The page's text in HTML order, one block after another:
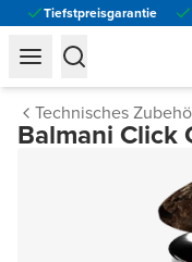
Tiefstpreisgarantie
Technisches
Balmani Click